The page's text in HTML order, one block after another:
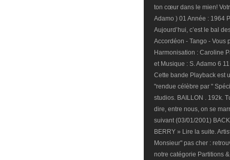
ton cœur dans le mien!
Adamo ) 01 Année : 1964
Aujourd’hui, c’est le bal
Accordéon - Tango - Vous
Harmonisation : Caroline
et Musique : S. Adamo 6
Cette bande Playback est
"rendue célèbre par "
studios. BAILLON . 192k.
dire, entre nous, on se
suivant (03/01/2001)
BERRY » Lire la suite.
Monsieur" pas cher :
notre catégorie Partitions